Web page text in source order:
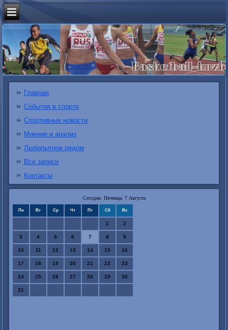
Главная
События в спорте
Спортивные новости
Мнение и анализ
Любопытное рядом
Все записи
Контакты
Сегодня: Пятница, 7 Августа
Пн Вт Ср Чт Пт Сб Вс
1 2
3 4 5 6 7 8 9
10 11 12 13 14 15 16
17 18 19 20 21 22 23
24 25 26 27 28 29 30
31